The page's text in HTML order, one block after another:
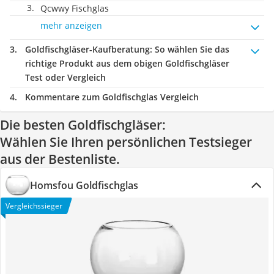
Qcwwy Fischglas
mehr anzeigen
Goldfischgläser-Kaufberatung: So wählen Sie das
richtige Produkt aus dem obigen Goldfischgläser
Test oder Vergleich
Kommentare zum Goldfischglas Vergleich
Die besten Goldfischgläser:
Wählen Sie Ihren persönlichen Testsieger
aus der Bestenliste.
Homsfou Goldfischglas
Vergleichssieger